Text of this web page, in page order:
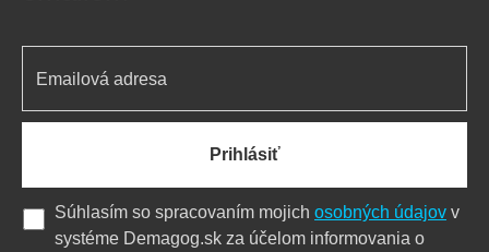
Prihlásiť
Súhlasím so spracovaním mojich osobných údajov v
systéme Demagog.sk za účelom informovania o